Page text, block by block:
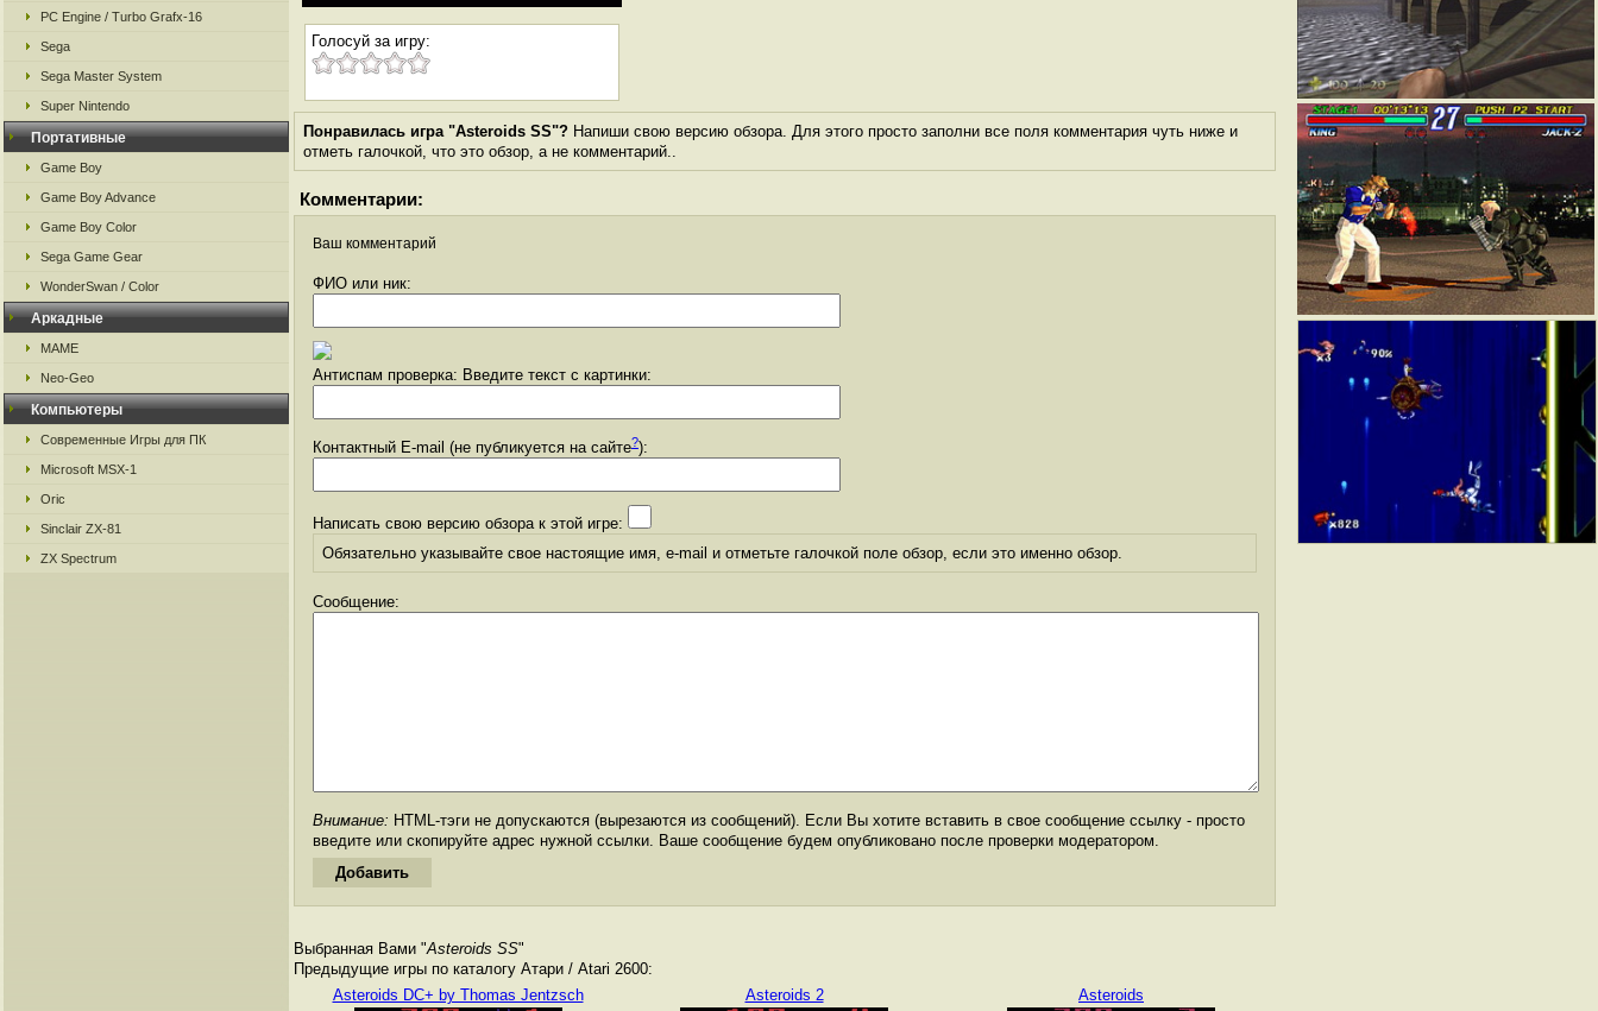
PC Engine / Turbo Grafx-16
Sega
Sega Master System
Super Nintendo
Портативные
Game Boy
Game Boy Advance
Game Boy Color
Sega Game Gear
WonderSwan / Color
Аркадные
MAME
Neo-Geo
Компьютеры
Современные Игры для ПК
Microsoft MSX-1
Oric
Sinclair ZX-81
ZX Spectrum
Голосуй за игру:
Понравилась игра "Asteroids SS"? Напиши свою версию обзора. Для этого просто заполни все поля комментария чуть ниже и
отметь галочкой, что это обзор, а не комментарий..
Комментарии:
Ваш комментарий
ФИО или ник:
Антиспам проверка: Введите текст с картинки:
Контактный E-mail (не публикуется на сайте?):
Написать свою версию обзора к этой игре:
Обязательно указывайте свое настоящие имя, e-mail и отметьте галочкой поле обзор, если это именно обзор.
Сообщение:
Внимание: HTML-тэги не допускаются (вырезаются из сообщений). Если Вы хотите вставить в свое сообщение ссылку - просто
введите или скопируйте адрес нужной ссылки. Ваше сообщение будем опубликовано после проверки модератором.
Выбранная Вами "Asteroids SS"
Предыдущие игры по каталогу Атари / Atari 2600:
Asteroids DC+ by Thomas Jentzsch
Asteroids 2 Asteroids